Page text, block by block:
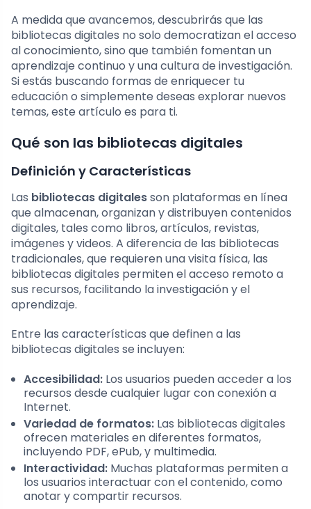
A medida que avancemos, descubrirás que las
bibliotecas digitales no solo democratizan el acceso
al conocimiento, sino que también fomentan un
aprendizaje continuo y una cultura de investigación.
Si estás buscando formas de enriquecer tu
educación o simplemente deseas explorar nuevos
temas, este artículo es para ti.
Qué son las bibliotecas digitales
Definición y Características
Las bibliotecas digitalesson plataformas en línea
que almacenan, organizan y distribuyen contenidos
digitales, tales como libros, artículos, revistas,
imágenes y videos. A diferencia de las bibliotecas
tradicionales, que requieren una visita física, las
bibliotecas digitales permiten el acceso remoto a
sus recursos, facilitando la investigación y el
aprendizaje.
Entre las características que definen a las
bibliotecas digitales se incluyen:
Accesibilidad: Los usuarios pueden acceder a los
recursos desde cualquier lugar con conexión a
Internet.
Variedad de formatos: Las bibliotecas digitales
ofrecen materiales en diferentes formatos,
incluyendo PDF, ePub, y multimedia.
Interactividad: Muchas plataformas permiten a
los usuarios interactuar con el contenido, como
anotar y compartir recursos.